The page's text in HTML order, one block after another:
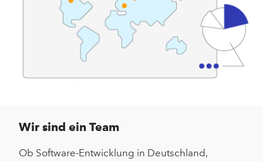
Wir sind ein Team
Ob Software-Entwicklung in Deutschland,